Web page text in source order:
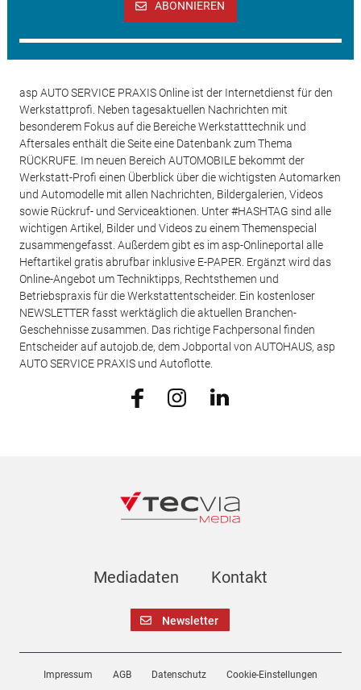
ABONNIEREN
asp AUTO SERVICE PRAXIS Online ist der Internetdienst für den
Werkstattprofi. Neben tagesaktuellen Nachrichten mit
besonderem Fokus auf die Bereiche Werkstatttechnik und
Aftersales enthält die Seite eine Datenbank zum Thema
RÜCKRUFE. Im neuen Bereich AUTOMOBILE bekommt der
Werkstatt-Profi einen Überblick über die wichtigsten Automarken
und Automodelle mit allen Nachrichten, Bildergalerien, Videos
sowie Rückruf- und Serviceaktionen. Unter #HASHTAG sind alle
wichtigen Artikel, Bilder und Videos zu einem Themenspecial
zusammengefasst. Außerdem gibt es im asp-Onlineportal alle
Heftartikel gratis abrufbar inklusive E-PAPER. Ergänzt wird das
Online-Angebot um Techniktipps, Rechtsthemen und
Betriebspraxis für die Werkstattentscheider. Ein kostenloser
NEWSLETTER fasst werktäglich die aktuellen Branchen-
Geschehnisse zusammen. Das richtige Fachpersonal finden
Entscheider auf autojob.de, dem Jobportal von AUTOHAUS, asp
AUTO SERVICE PRAXIS und Autoflotte.
Mediadaten Kontakt
Newsletter
Impressum AGB Datenschutz Cookie-Einstellungen